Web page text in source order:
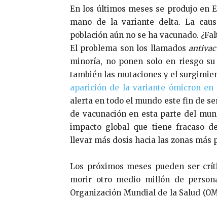
En los últimos meses se produjo en
mano de la variante delta. La
población aún no se ha vacunado.
El problema son los llamados
minoría, no ponen solo en riesgo
también las mutaciones y el
aparición de la variante ómicron
alerta en todo el mundo este fin de
de vacunación en esta parte del
impacto global que tiene fracaso
llevar más dosis hacia las zonas más
Los próximos meses pueden ser
morir otro medio millón de
Organización Mundial de la Salud